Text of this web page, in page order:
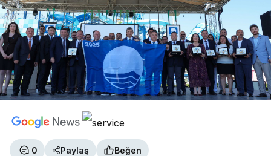
0 Paylaş Beğen